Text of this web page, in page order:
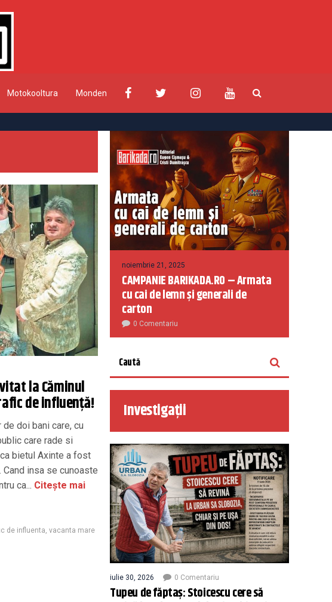
Motokooltura Monden
la Căminul
de influență!
doi bani care, cu
care rade si
bietul Axinte a fost
insa se cunoaste
ca... Citește mai
de influenta vacanta mare
noiembrie 21, 2025
CAMPANIE BARIKADA.RO – Armata
cu cai de lemn și generali de
carton
0 Comentariu
Investigații
iulie 30, 2026 0 Comentariu
Tupeu de făptaș: Stoicescu cere să